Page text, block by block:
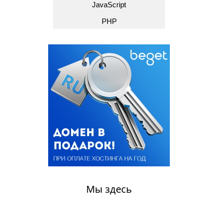
JavaScript
PHP
Мы здесь